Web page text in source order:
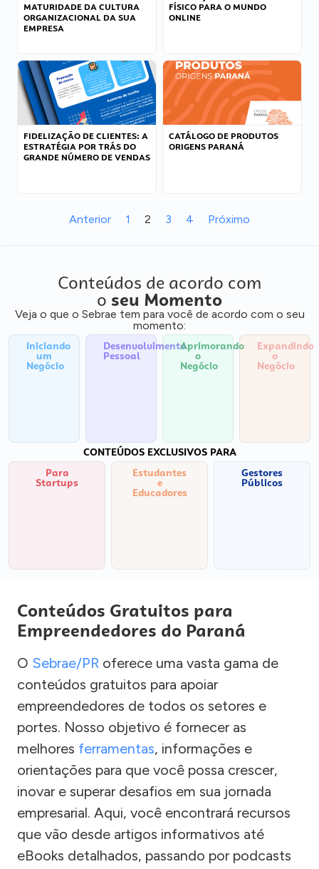
MATURIDADE DA CULTURA
ORGANIZACIONAL DA SUA
EMPRESA
FÍSICO PARA O MUNDO
ONLINE
FIDELIZAÇÃO DE CLIENTES: A
ESTRATÉGIA POR TRÁS DO
GRANDE NÚMERO DE VENDAS
CATÁLOGO DE PRODUTOS
ORIGENS PARANÁ
Anterior 1 2 3 4 Próximo
Conteúdos de acordo com
o seu Momento
Veja o que o Sebrae tem para você de acordo com o seu
momento:
Iniciando
um
Negócio
Desenvolvimento
Pessoal
Aprimorando
o
Negócio
Expandindo
o
Negócio
CONTEÚDOS EXCLUSIVOS PARA
Para
Startups
Estudantes
e
Educadores
Gestores
Públicos
Conteúdos Gratuitos para
Empreendedores do Paraná
O Sebrae/PR oferece uma vasta gama de
conteúdos gratuitos para apoiar
empreendedores de todos os setores e
portes. Nosso objetivo é fornecer as
melhores ferramentas, informações e
orientações para que você possa crescer,
inovar e superar desafios em sua jornada
empresarial. Aqui, você encontrará recursos
que vão desde artigos informativos até
eBooks detalhados, passando por podcasts